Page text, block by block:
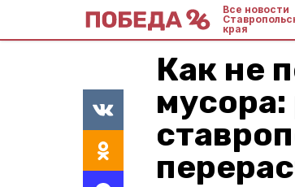
Все новости
края
Как не